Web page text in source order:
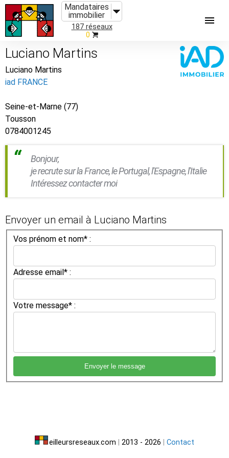
Mandataires
immobilier
187 réseaux
0
Luciano Martins
Luciano Martins
iad FRANCE
Seine-et-Marne (77)
Tousson
0784001245
Bonjour,
je recrute sur la France, le Portugal, l'Espagne, l'Italie
Intéressez contacter moi
Envoyer un email à Luciano Martins
Vos prénom et nom* :
Adresse email* :
Votre message* :
eilleursreseaux.com 2013 - 2026 Contact